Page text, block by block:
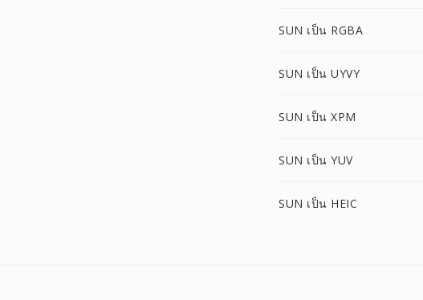
SUN เป็น RGBA
SUN เป็น UYVY
SUN เป็น XPM
SUN เป็น YUV
SUN เป็น HEIC